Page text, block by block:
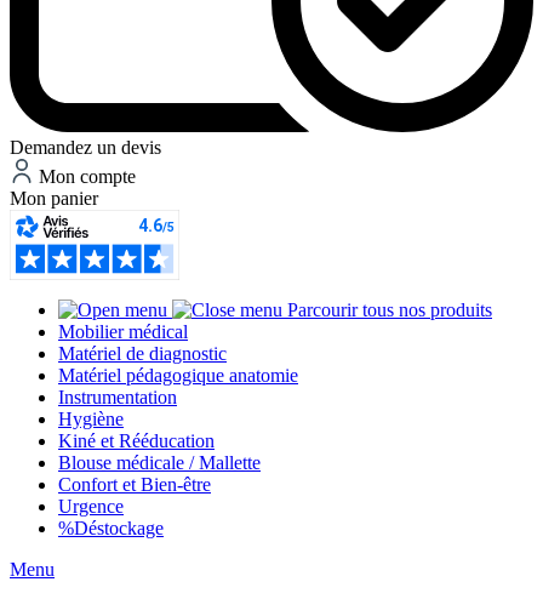
Demandez un devis
Mon compte
Mon panier
Parcourir tous nos produits
Mobilier médical
Matériel de diagnostic
Matériel pédagogique anatomie
Instrumentation
Hygiène
Kiné et Rééducation
Blouse médicale / Mallette
Confort et Bien-être
Urgence
%Déstockage
Menu